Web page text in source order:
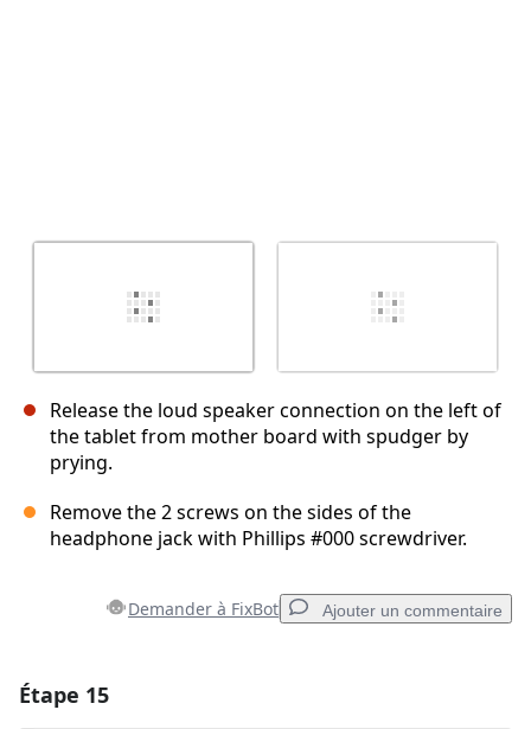
Release the loud speaker connection on the left of
the tablet from mother board with spudger by
prying.
Remove the 2 screws on the sides of the
headphone jack with Phillips #000 screwdriver.
Demander à FixBot Ajouter un commentaire
Étape 15